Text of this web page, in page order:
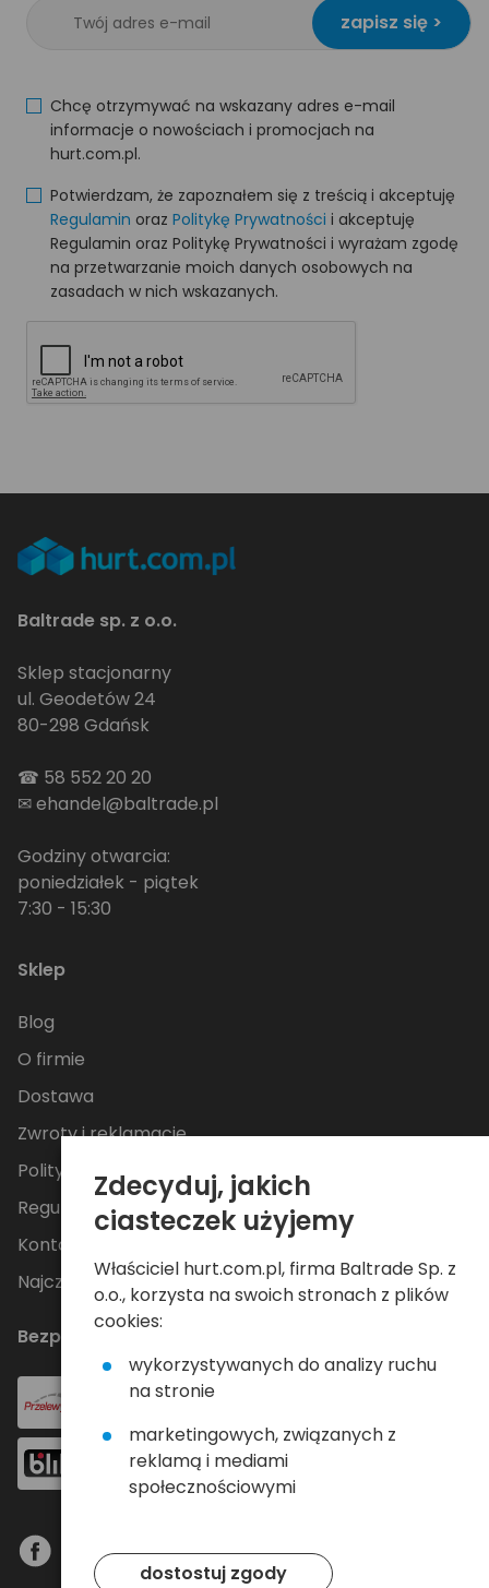
zapisz się >
Chcę otrzymywać na wskazany adres e-mail
informacje o nowościach i promocjach na
hurt.com.pl.
Potwierdzam, że zapoznałem się z treścią i akceptuję
Regulamin oraz Politykę Prywatności i akceptuję
Regulamin oraz Politykę Prywatności i wyrażam zgodę
na przetwarzanie moich danych osobowych na
zasadach w nich wskazanych.
Baltrade sp. z o.o.
Sklep stacjonarny
ul. Geodetów 24
80-298 Gdańsk
☎ 58 552 20 20
✉ehandel@baltrade.pl
Godziny otwarcia:
poniedziałek - piątek
7:30 - 15:30
Sklep
Blog
O firmie
Dostawa
Zwroty i reklamacje
Polityka Prywatności
Regulamin
Kontakt
Najczęściej zadawane pytania
Bezpieczne płatności
Zdecyduj, jakich
ciasteczek użyjemy
Właściciel hurt.com.pl, firma Baltrade Sp. z
o.o., korzysta na swoich stronach z plików
cookies:
wykorzystywanych do analizy ruchu
na stronie
marketingowych, związanych z
reklamą i mediami
społecznościowymi
dostostuj zgody